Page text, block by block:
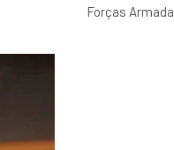
Forças